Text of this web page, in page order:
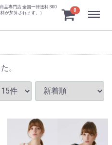
品専門店 全国一律送料:300
が加算されます。）
0 Menu
。